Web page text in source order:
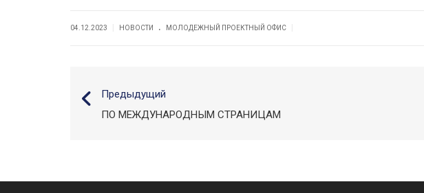
04.12.2023 НОВОСТИ . МОЛОДЕЖНЫЙ ПРОЕКТНЫЙ ОФИС
Предыдущий
ПО МЕЖДУНАРОДНЫМ СТРАНИЦАМ